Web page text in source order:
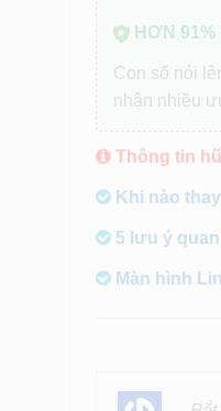
HƠN
Con số nói
nhận nhiều
Thông tin
Khi nào
5 lưu ý
Màn hình